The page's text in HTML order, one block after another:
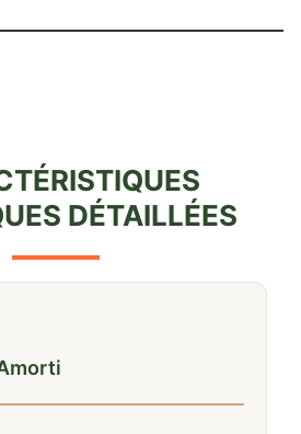
DÉTAILLÉES